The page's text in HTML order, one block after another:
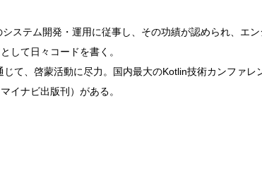
ステム開発・運用に従事し、その功績が認められ、エ
して日々コードを書く。
て、啓蒙活動に尽力。国内最大のKotlin技術カンファレ
イナビ出版刊）がある。